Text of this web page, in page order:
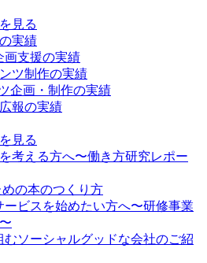
見る
実績
画支援の実績
ツ制作の実績
企画・制作の実績
報の実績
見る
考える方へ〜働き方研究レポー
めの本のつくり方
ービスを始めたい方へ〜研修事業
むソーシャルグッドな会社のご紹